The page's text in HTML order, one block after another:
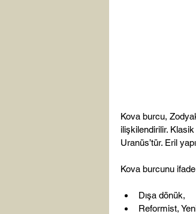
Kova burcu,
ilişkilendirilir.
Uranüs’tür. Eril
Dışa dönük,
Reformist,